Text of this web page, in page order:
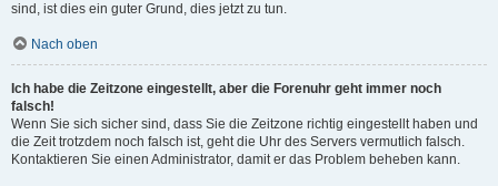
sind, ist dies ein guter Grund, dies jetzt zu tun.
Nach oben
Ich habe die Zeitzone eingestellt, aber die Forenuhr geht immer noch
falsch!
Wenn Sie sich sicher sind, dass Sie die Zeitzone richtig eingestellt haben und
die Zeit trotzdem noch falsch ist, geht die Uhr des Servers vermutlich falsch.
Kontaktieren Sie einen Administrator, damit er das Problem beheben kann.